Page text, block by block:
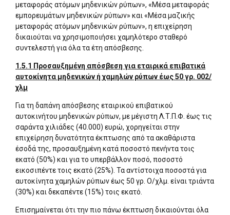
μεταφοράς ατόμων μηδενικών ρύπων», «Μέσα μεταφοράς
εμπορευμάτων μηδενικών ρύπων» και «Μέσα μαζικής
μεταφοράς ατόμων μηδενικών ρύπων», η επιχείρηση
δικαιούται να χρησιμοποιήσει χαμηλότερο σταθερό
συντελεστή για όλα τα έτη απόσβεσης.
1.5.1 Προσαυξημένη απόσβεση για εταιρικά επιβατικά
αυτοκίνητα μηδενικών ή χαμηλών ρύπων έως 50 γρ. 002/
χλμ
Για τη δαπάνη απόσβεσης εταιρικού επιβατικού
αυτοκινήτου μηδενικών ρύπων, με μέγιστη Λ.Τ.Π.Φ. έως τις
σαράντα χιλιάδες (40.000) ευρώ, χορηγείται στην
επιχείρηση δυνατότητα έκπτωσης από τα ακαθάριστα
έσοδά της, προσαυξημένη κατά ποσοστό πενήντα τοις
εκατό (50%) και για το υπερβάλλον ποσό, ποσοστό
εικοσιπέντε τοις εκατό (25%). Τα αντίστοιχα ποσοστά για
αυτοκίνητα χαμηλών ρύπων έως 50 γρ. Ο/χλμ. είναι τριάντα
(30%) και δεκαπέντε (15%) τοις εκατό.
Επισημαίνεται ότι την πιο πάνω έκπτωση δικαιούνται όλα